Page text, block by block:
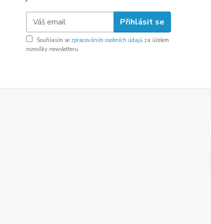
Přihlásit se
Souhlasím se zpracováním osobních údajů za účelem
rozesílky newsletteru.